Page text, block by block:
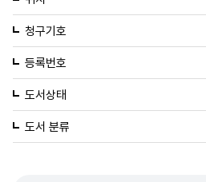
청구기호
등록번호
도서상태
도서 분류